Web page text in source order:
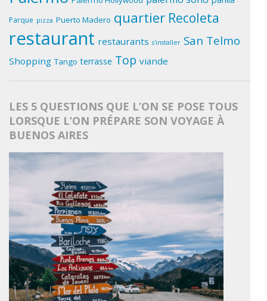
Parque pizza Puerto Madero quartier Recoleta
restaurant restaurants s'installer San Telmo
Shopping Tango terrasse Top viande
LES 5 QUESTIONS QUE L’ON SE POSE TOUS
LORSQUE L’ON PRÉPARE SON VOYAGE À
BUENOS AIRES